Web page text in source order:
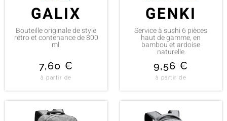
GALIX
Bouteille originale de style
rétro et contenance de 800
ml.
7,60€
à partir de
GENKI
Service à sushi 6 pièces
haut de gamme, en
bambou et ardoise
naturelle
9,56€
à partir de